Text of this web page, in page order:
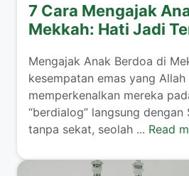
7 Cara Mengajak
Mekkah: Hati Jadi
​Mengajak Anak Berdoa di
kesempatan emas yang
memperkenalkan mereka
“berdialog” langsung dengan
tanpa sekat, seolah ... Read